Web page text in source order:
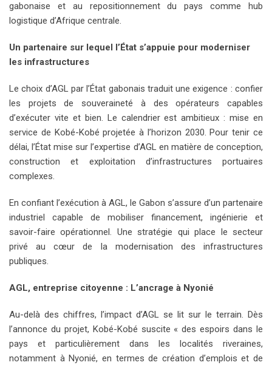
gabonaise et au repositionnement du pays comme hub
logistique d’Afrique centrale.
Un partenaire sur lequel l’État s’appuie pour moderniser
les infrastructures
Le choix d’AGL par l’État gabonais traduit une exigence : confier
les projets de souveraineté à des opérateurs capables
d’exécuter vite et bien. Le calendrier est ambitieux : mise en
service de Kobé-Kobé projetée à l’horizon 2030. Pour tenir ce
délai, l’État mise sur l’expertise d’AGL en matière de conception,
construction et exploitation d’infrastructures portuaires
complexes.
En confiant l’exécution à AGL, le Gabon s’assure d’un partenaire
industriel capable de mobiliser financement, ingénierie et
savoir-faire opérationnel. Une stratégie qui place le secteur
privé au cœur de la modernisation des infrastructures
publiques.
AGL, entreprise citoyenne : L’ancrage à Nyonié
Au-delà des chiffres, l’impact d’AGL se lit sur le terrain. Dès
l’annonce du projet, Kobé-Kobé suscite « des espoirs dans le
pays et particulièrement dans les localités riveraines,
notamment à Nyonié, en termes de création d’emplois et de